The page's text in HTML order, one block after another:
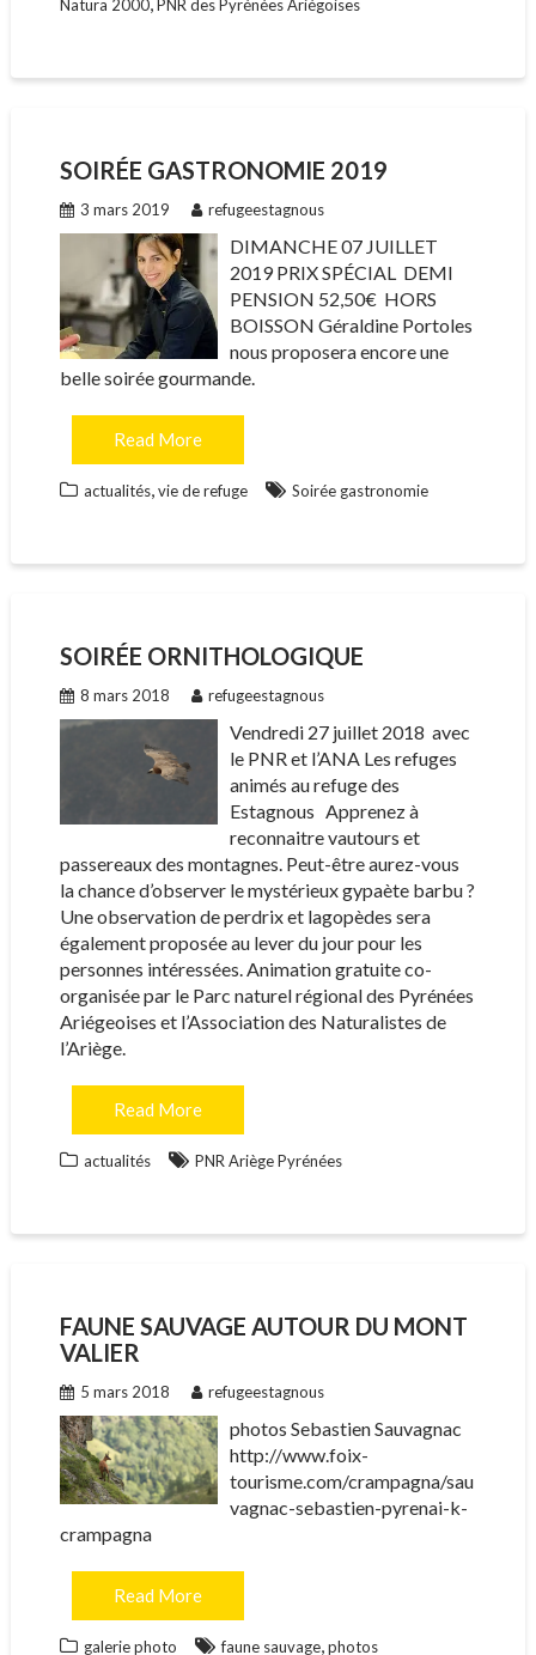
Natura 2000 PNR des Pyrénées Ariégoises
SOIRÉE GASTRONOMIE 2019
3 mars 2019 refugeestagnous
DIMANCHE 07 JUILLET
2019 PRIX SPÉCIAL DEMI
PENSION 52,50€ HORS
BOISSON Géraldine Portoles
nous proposera encore une
belle soirée gourmande.
Read More
actualités,vie de refuge Soirée gastronomie
SOIRÉE ORNITHOLOGIQUE
8 mars 2018 refugeestagnous
Vendredi 27 juillet 2018 avec
le PNR et l’ANA Les refuges
animés au refuge des
Estagnous Apprenez à
reconnaitre vautours et
passereaux des montagnes. Peut-être aurez-vous
la chance d’observer le mystérieux gypaète barbu ?
Une observation de perdrix et lagopèdes sera
également proposée au lever du jour pour les
personnes intéressées. Animation gratuite co-
organisée par le Parc naturel régional des Pyrénées
Ariégeoises et l’Association des Naturalistes de
l’Ariège.
Read More
actualités PNR Ariège Pyrénées
FAUNE SAUVAGE AUTOUR DU MONT
VALIER
5 mars 2018 refugeestagnous
photos Sebastien Sauvagnac
http://www.foix-
tourisme.com/crampagna/sau
vagnac-sebastien-pyrenai-k-
crampagna
Read More
galerie photo faune sauvage,photos